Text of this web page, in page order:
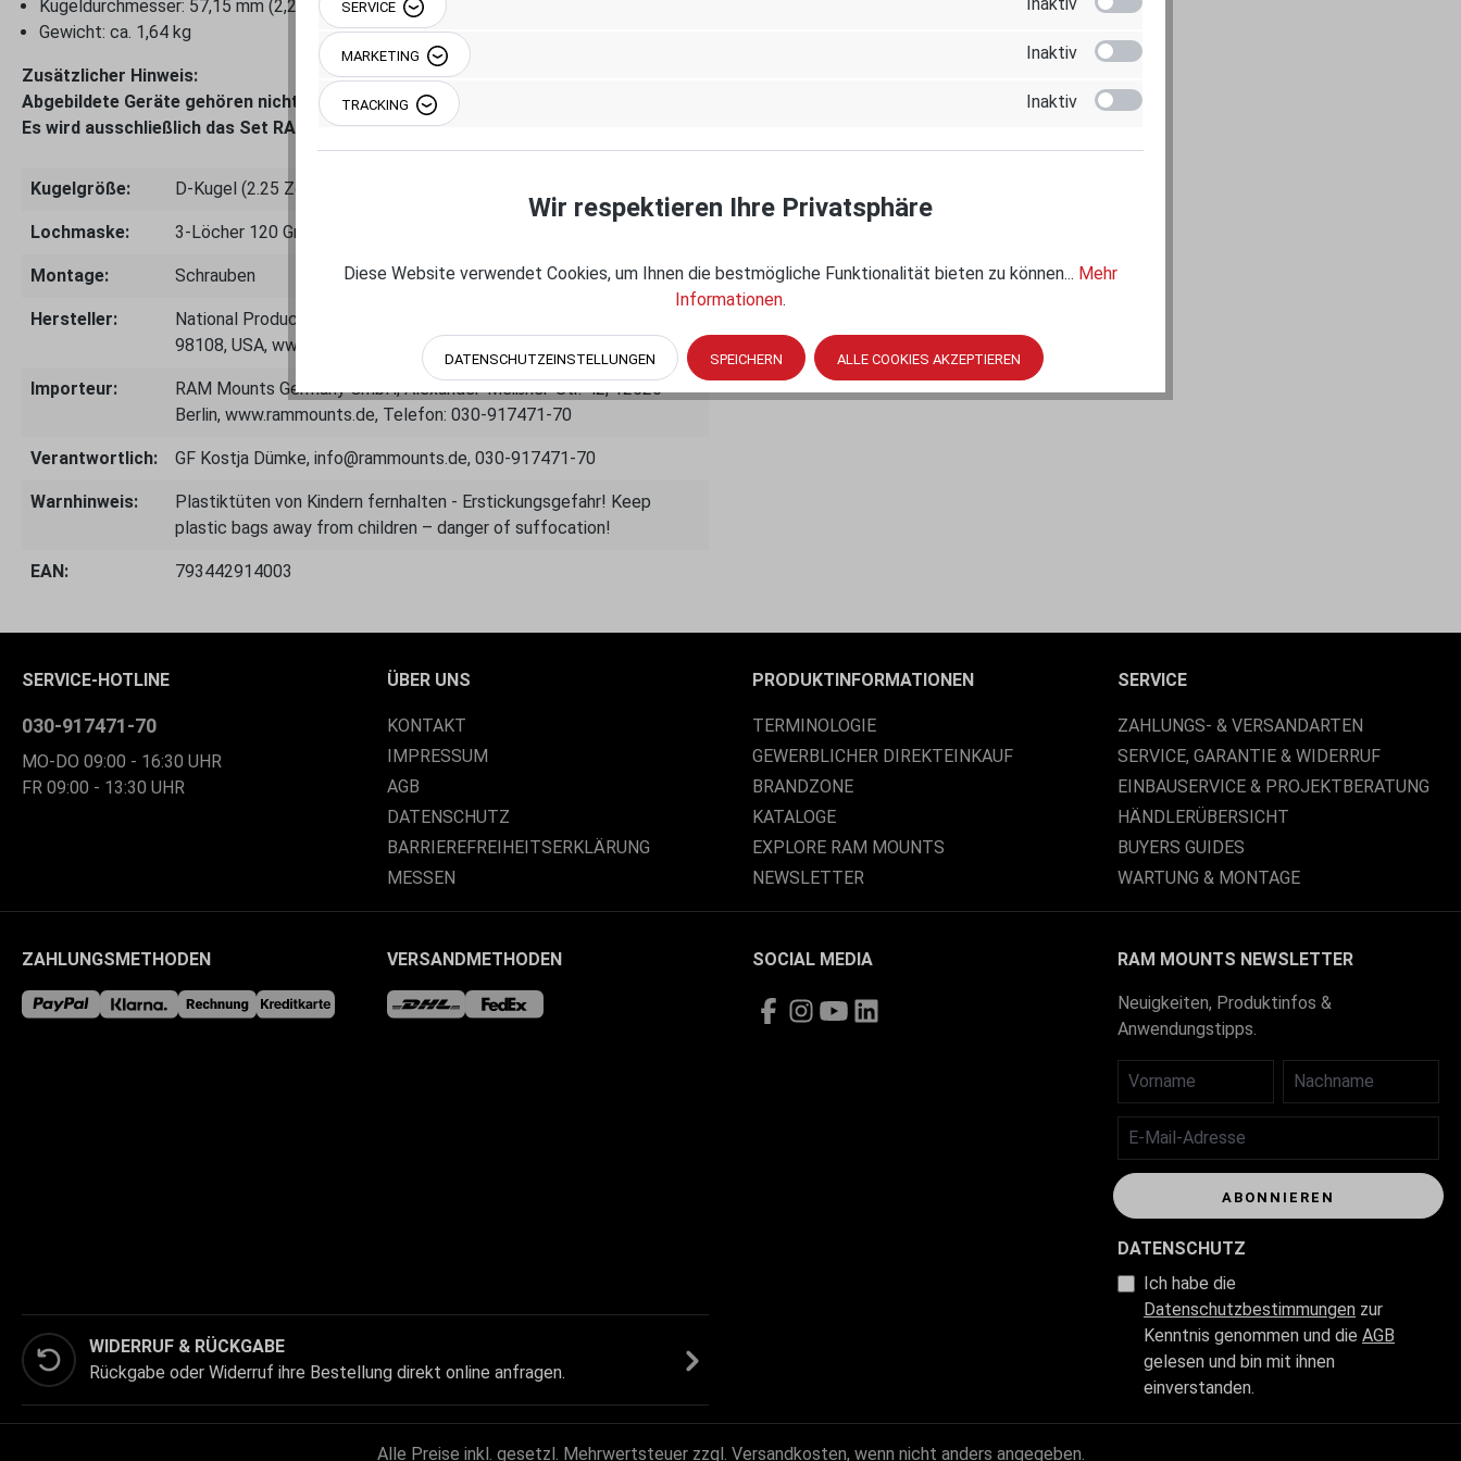
Kugeldurchmesser: 57,15 mm (2,25 Zoll - D-Kugel)
Gewicht: ca. 1,64 kg
Zusätzlicher Hinweis:
Abgebildete Geräte gehören nicht zum Lieferumfang.
Es wird ausschließlich das Set RAM-D-101-C-254U geliefert.
Kugelgröße: D-Kugel (2.25 Zoll bis 2.7 kg)
Lochmaske: 3-Löcher 120 Grad groß
Montage: Schrauben
Hersteller:
National Products Inc.- 8410 Dallas Avenue South, Seattle, WA
98108, USA, www.rammount.com
Importeur:
RAM Mounts Germany GmbH, Alexander-Meißner-Str. 42, 12526
Berlin, www.rammounts.de, Telefon: 030-917471-70
Verantwortlich: GF Kostja Dümke, info@rammounts.de, 030-917471-70
Warnhinweis:
Plastiktüten von Kindern fernhalten - Erstickungsgefahr! Keep
plastic bags away from children – danger of suffocation!
EAN: 793442914003
SERVICE-HOTLINE
030-917471-70
MO-DO 09:00 - 16:30 UHR
FR 09:00 - 13:30 UHR
ÜBER UNS
KONTAKT
IMPRESSUM
AGB
DATENSCHUTZ
BARRIEREFREIHEITSERKLÄRUNG
MESSEN
PRODUKTINFORMATIONEN
TERMINOLOGIE
GEWERBLICHER DIREKTEINKAUF
BRANDZONE
KATALOGE
EXPLORE RAM MOUNTS
NEWSLETTER
SERVICE
ZAHLUNGS- & VERSANDARTEN
SERVICE, GARANTIE & WIDERRUF
EINBAUSERVICE & PROJEKTBERATUNG
HÄNDLERÜBERSICHT
BUYERS GUIDES
WARTUNG & MONTAGE
ZAHLUNGSMETHODEN VERSANDMETHODEN SOCIAL MEDIA
WIDERRUF & RÜCKGABE
Rückgabe oder Widerruf ihre Bestellung direkt online anfragen.
RAM MOUNTS NEWSLETTER
Neuigkeiten, Produktinfos &
Anwendungstipps.
VORNAME NACHNAME
E-MAIL-ADRESSE
ABONNIEREN
DATENSCHUTZ
Ich habe die
Datenschutzbestimmungen zur
Kenntnis genommen und die AGB
gelesen und bin mit ihnen
einverstanden.
Alle Preise inkl. gesetzl. Mehrwertsteuer zzgl. Versandkosten, wenn nicht anders angegeben.
SERVICE
MARKETING Inaktiv
TRACKING Inaktiv
Wir respektieren Ihre Privatsphäre
Diese Website verwendet Cookies, um Ihnen die bestmögliche Funktionalität bieten zu können... Mehr
Informationen.
DATENSCHUTZEINSTELLUNGEN SPEICHERN ALLE COOKIES AKZEPTIEREN